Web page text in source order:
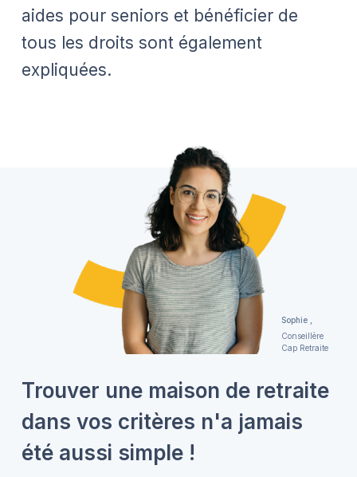
aides pour seniors et bénéficier de
tous les droits sont également
expliquées.
Sophie ,
Conseillère
Cap Retraite
Trouver une maison de retraite
dans vos critères n'a jamais
été aussi simple !